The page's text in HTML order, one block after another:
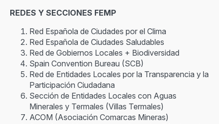
REDES Y SECCIONES FEMP
Red Española de Ciudades por el Clima
Red Española de Ciudades Saludables
Red de Gobiernos Locales + Biodiversidad
Spain Convention Bureau (SCB)
Red de Entidades Locales por la Transparencia y la
Participación Ciudadana
Sección de Entidades Locales con Aguas
Minerales y Termales (Villas Termales)
ACOM (Asociación Comarcas Mineras)